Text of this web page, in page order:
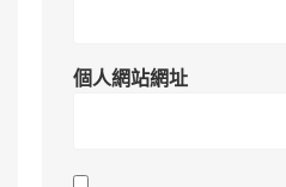
個人網站網址